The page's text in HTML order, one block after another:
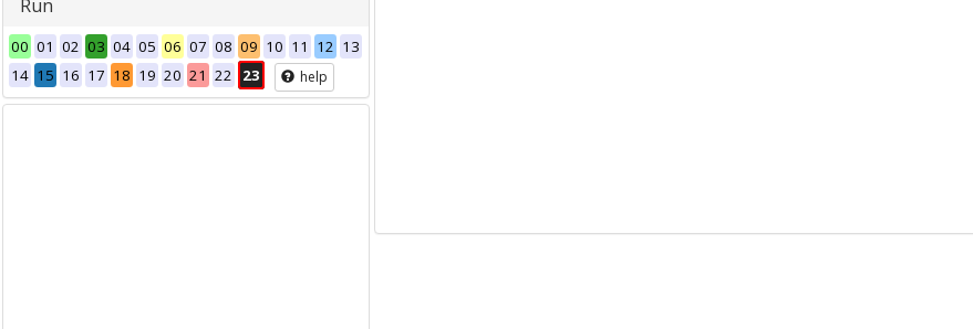
Run
00 01 02 03 04 05 06 07 08 09 10 11 12 13
14 15 16 17 18 19 20 21 22 23 help